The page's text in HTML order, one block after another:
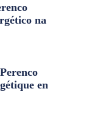
na
en